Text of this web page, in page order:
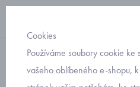
Blog
Cookies
Používáme soubory cookie ke
vašeho oblíbeného e-shopu,